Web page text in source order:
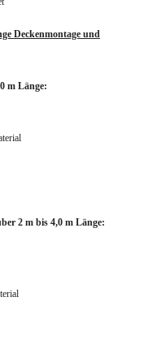
Deckenmontage und
m Länge:
2 m bis 4,0 m Länge: